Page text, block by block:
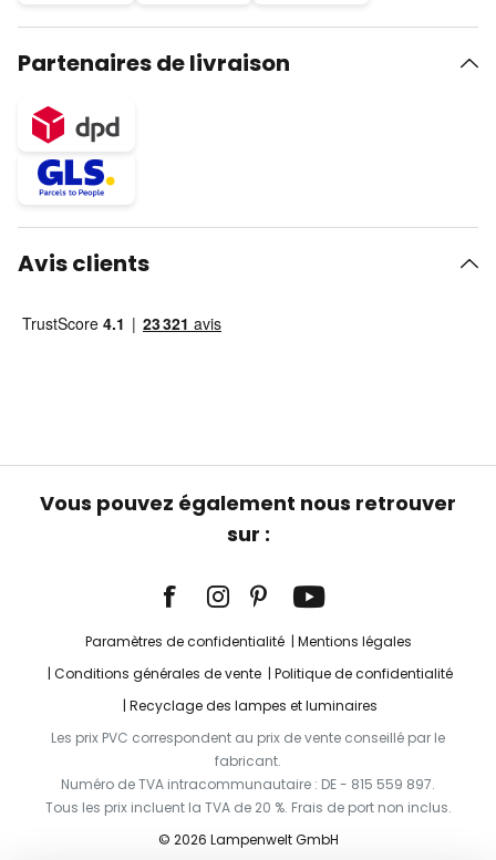
Partenaires de livraison
Avis clients
Vous pouvez également nous retrouver
sur :
Paramètres de confidentialité
Mentions légales
Conditions générales de vente
Politique de confidentialité
Recyclage des lampes et luminaires
Les prix PVC correspondent au prix de vente conseillé par le
fabricant.
Numéro de TVA intracommunautaire : DE - 815 559 897.
Tous les prix incluent la TVA de 20 %. Frais de port non inclus.
© 2026 Lampenwelt GmbH